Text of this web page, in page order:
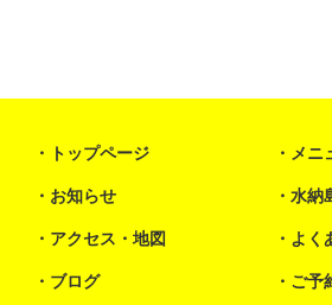
トップページ メニ
お知らせ 水納
アクセス・地図 よく
ブログ ご予